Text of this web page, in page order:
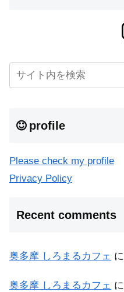
profile
Please check my profile
Privacy Policy
Recent comments
奥多摩 しろまるカフェ に
奥多摩 しろまるカフェ に